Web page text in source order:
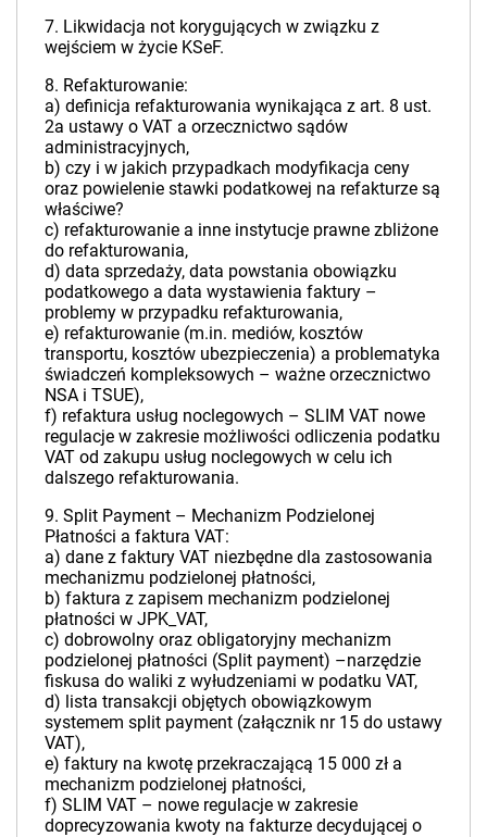
7. Likwidacja not korygujących w związku z
wejściem w życie KSeF.
8. Refakturowanie:
a) definicja refakturowania wynikająca z art. 8 ust.
2a ustawy o VAT a orzecznictwo sądów
administracyjnych,
b) czy i w jakich przypadkach modyfikacja ceny
oraz powielenie stawki podatkowej na refakturze są
właściwe?
c) refakturowanie a inne instytucje prawne zbliżone
do refakturowania,
d) data sprzedaży, data powstania obowiązku
podatkowego a data wystawienia faktury –
problemy w przypadku refakturowania,
e) refakturowanie (m.in. mediów, kosztów
transportu, kosztów ubezpieczenia) a problematyka
świadczeń kompleksowych – ważne orzecznictwo
NSA i TSUE),
f) refaktura usług noclegowych – SLIM VAT nowe
regulacje w zakresie możliwości odliczenia podatku
VAT od zakupu usług noclegowych w celu ich
dalszego refakturowania.
9. Split Payment – Mechanizm Podzielonej
Płatności a faktura VAT:
a) dane z faktury VAT niezbędne dla zastosowania
mechanizmu podzielonej płatności,
b) faktura z zapisem mechanizm podzielonej
płatności w JPK_VAT,
c) dobrowolny oraz obligatoryjny mechanizm
podzielonej płatności (Split payment) –narzędzie
fiskusa do waliki z wyłudzeniami w podatku VAT,
d) lista transakcji objętych obowiązkowym
systemem split payment (załącznik nr 15 do ustawy
VAT),
e) faktury na kwotę przekraczającą 15 000 zł a
mechanizm podzielonej płatności,
f) SLIM VAT – nowe regulacje w zakresie
doprecyzowania kwoty na fakturze decydującej o